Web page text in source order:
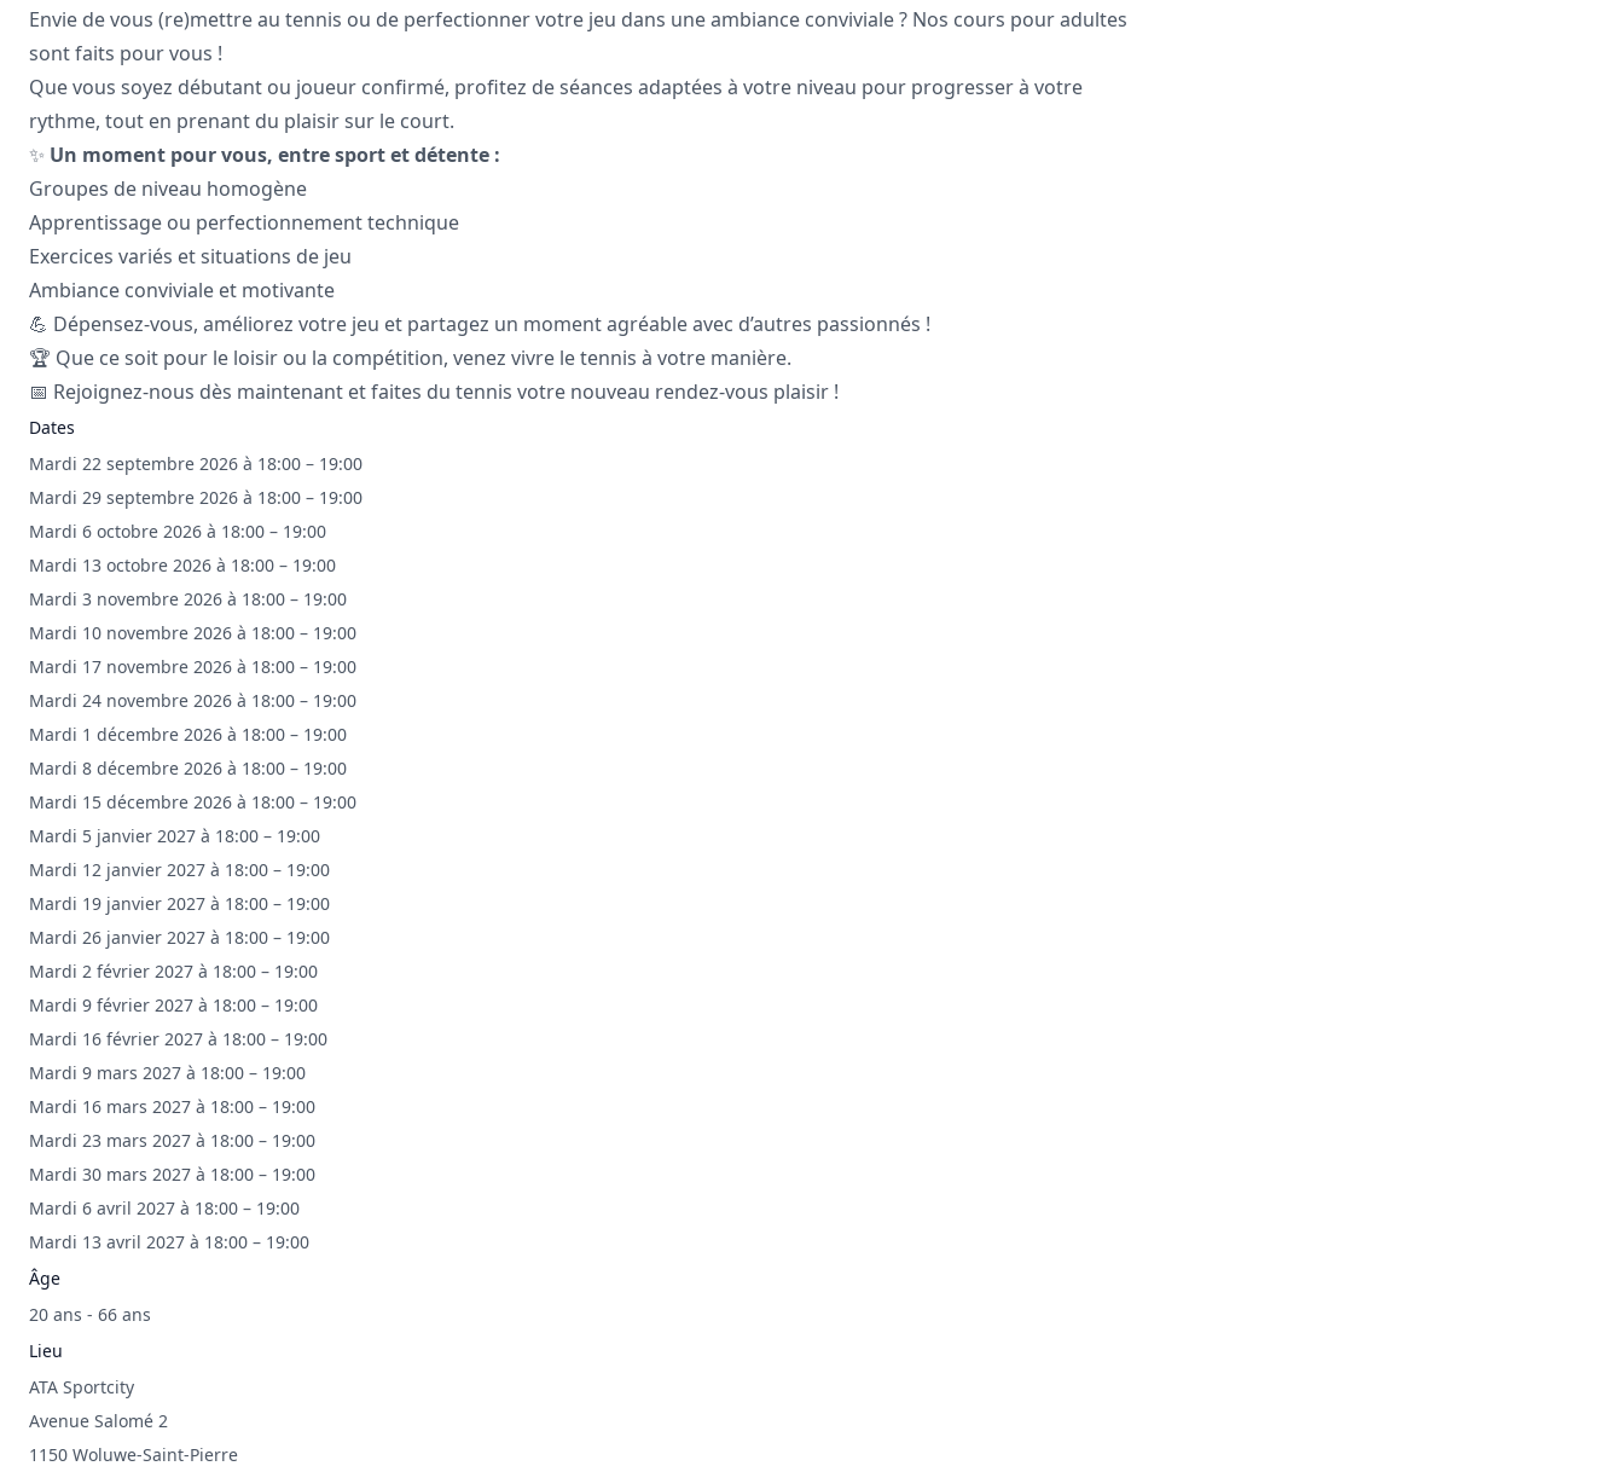
Envie de vous (re)mettre au tennis ou de perfectionner votre jeu dans une ambiance conviviale ? Nos cours pour adultes
sont faits pour vous !
Que vous soyez débutant ou joueur confirmé, profitez de séances adaptées à votre niveau pour progresser à votre
rythme, tout en prenant du plaisir sur le court.
✨ Un moment pour vous, entre sport et détente :
Groupes de niveau homogène
Apprentissage ou perfectionnement technique
Exercices variés et situations de jeu
Ambiance conviviale et motivante
💪 Dépensez-vous, améliorez votre jeu et partagez un moment agréable avec d’autres passionnés !
🏆 Que ce soit pour le loisir ou la compétition, venez vivre le tennis à votre manière.
📅 Rejoignez-nous dès maintenant et faites du tennis votre nouveau rendez-vous plaisir !
Dates
Mardi 22 septembre 2026 à 18:00 – 19:00
Mardi 29 septembre 2026 à 18:00 – 19:00
Mardi 6 octobre 2026 à 18:00 – 19:00
Mardi 13 octobre 2026 à 18:00 – 19:00
Mardi 3 novembre 2026 à 18:00 – 19:00
Mardi 10 novembre 2026 à 18:00 – 19:00
Mardi 17 novembre 2026 à 18:00 – 19:00
Mardi 24 novembre 2026 à 18:00 – 19:00
Mardi 1 décembre 2026 à 18:00 – 19:00
Mardi 8 décembre 2026 à 18:00 – 19:00
Mardi 15 décembre 2026 à 18:00 – 19:00
Mardi 5 janvier 2027 à 18:00 – 19:00
Mardi 12 janvier 2027 à 18:00 – 19:00
Mardi 19 janvier 2027 à 18:00 – 19:00
Mardi 26 janvier 2027 à 18:00 – 19:00
Mardi 2 février 2027 à 18:00 – 19:00
Mardi 9 février 2027 à 18:00 – 19:00
Mardi 16 février 2027 à 18:00 – 19:00
Mardi 9 mars 2027 à 18:00 – 19:00
Mardi 16 mars 2027 à 18:00 – 19:00
Mardi 23 mars 2027 à 18:00 – 19:00
Mardi 30 mars 2027 à 18:00 – 19:00
Mardi 6 avril 2027 à 18:00 – 19:00
Mardi 13 avril 2027 à 18:00 – 19:00
Âge
20 ans - 66 ans
Lieu
ATA Sportcity
Avenue Salomé 2
1150 Woluwe-Saint-Pierre